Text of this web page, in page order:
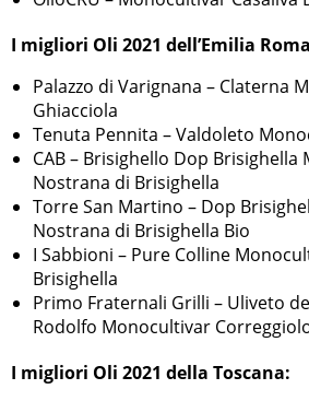
I migliori Oli 2021 dell’Emilia
Palazzo di Varignana – Claterna
Ghiacciola
Tenuta Pennita – Valdoleto
CAB – Brisighello Dop
Nostrana di Brisighella
Torre San Martino – Dop
Nostrana di Brisighella Bio
I Sabbioni – Pure Colline
Brisighella
Primo Fraternali Grilli – Uliveto
Rodolfo Monocultivar
I migliori Oli 2021 della Toscana: